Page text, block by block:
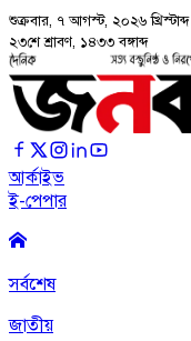
শুক্রবার, ৭ আগস্ট, ২০২৬ খ্রিস্টাব্দ
২৩শে শ্রাবণ, ১৪৩৩ বঙ্গাব্দ
আর্কাইভ
ই-পেপার
সর্বশেষ
জাতীয়